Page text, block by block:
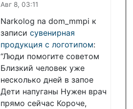
Авг 8, 03:11
Narkolog na dom_mmpi к
записи сувенирная
продукция с логотипом:
“Люди помогите советом
Близкий человек уже
несколько дней в запое
Дети напуганы Нужен врач
прямо сейчас Короче,